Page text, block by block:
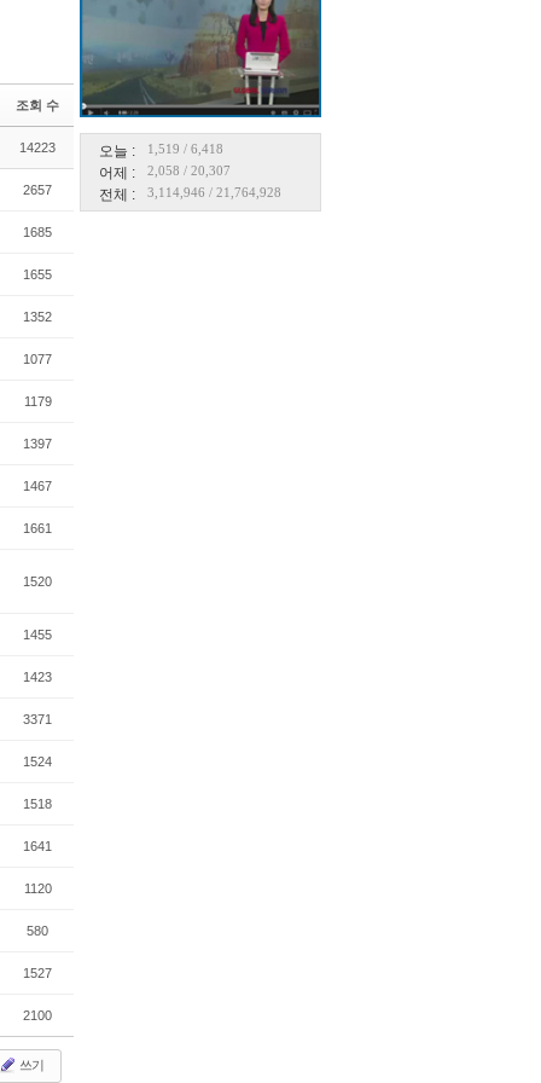
오늘 : 1,519 / 6,418
어제 : 2,058 / 20,307
전체 : 3,114,946 / 21,764,928
조회 수
14223
2657
1685
1655
1352
1077
1179
1397
1467
1661
1520
1455
1423
3371
1524
1518
1641
1120
580
1527
2100
쓰기